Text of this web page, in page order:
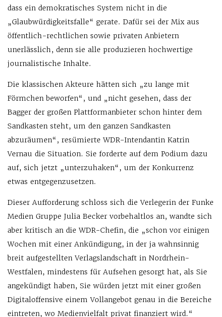
dass ein demokratisches System nicht in die
„Glaubwürdigkeitsfalle“ gerate. Dafür sei der Mix aus
öffentlich-rechtlichen sowie privaten Anbietern
unerlässlich, denn sie alle produzieren hochwertige
journalistische Inhalte.
Die klassischen Akteure hätten sich „zu lange mit
Förmchen beworfen“, und „nicht gesehen, dass der
Bagger der großen Plattformanbieter schon hinter dem
Sandkasten steht, um den ganzen Sandkasten
abzuräumen“, resümierte WDR-Intendantin Katrin
Vernau die Situation. Sie forderte auf dem Podium dazu
auf, sich jetzt „unterzuhaken“, um der Konkurrenz
etwas entgegenzusetzen.
Dieser Aufforderung schloss sich die Verlegerin der Funke
Medien Gruppe Julia Becker vorbehaltlos an, wandte sich
aber kritisch an die WDR-Chefin, die „schon vor einigen
Wochen mit einer Ankündigung, in der ja wahnsinnig
breit aufgestellten Verlagslandschaft in Nordrhein-
Westfalen, mindestens für Aufsehen gesorgt hat, als Sie
angekündigt haben, Sie würden jetzt mit einer großen
Digitaloffensive einem Vollangebot genau in die Bereiche
eintreten, wo Medienvielfalt privat finanziert wird.“